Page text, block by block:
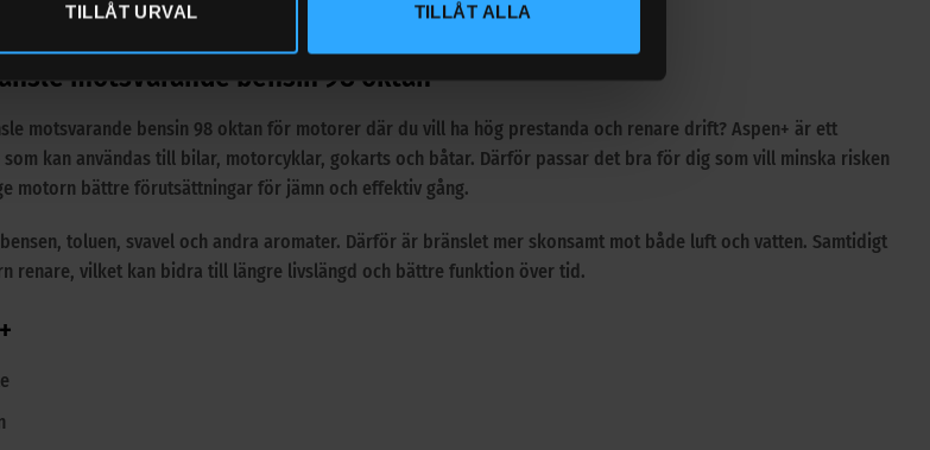
TILLÅT URVAL TILLÅT ALLA
BESKRIVNING YTTERLIGARE INFORMATION VARUMÄRKE RECENSIONER (8)
motsvarande bensin 98 oktan
motsvarande bensin 98 oktan för motorer där du vill ha hög prestanda och renare drift? Aspen+ är ett
kan användas till bilar, motorcyklar, gokarts och båtar. Därför passar det bra för dig som vill minska risken
motorn bättre förutsättningar för jämn och effektiv gång.
toluen, svavel och andra aromater. Därför är bränslet mer skonsamt mot både luft och vatten. Samtidigt
renare, vilket kan bidra till längre livslängd och bättre funktion över tid.